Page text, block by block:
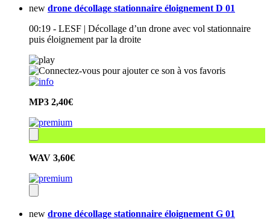
new drone décollage stationnaire éloignement D 01
00:19 - LESF | Décollage d’un drone avec vol stationnaire
puis éloignement par la droite
MP3 2,40€
WAV 3,60€
new drone décollage stationnaire éloignement G 01